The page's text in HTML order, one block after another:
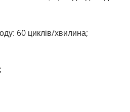
60 циклів/хвилина;